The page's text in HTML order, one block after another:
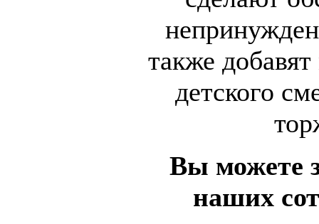
также
детского
Вы можете
наших